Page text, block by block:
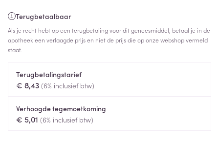
Terugbetaalbaar
Als je recht hebt op een terugbetaling voor dit geneesmiddel, betaal je in de
apotheek een verlaagde prijs en niet de prijs die op onze webshop vermeld
staat.
Terugbetalingstarief
€ 8,43 (6% inclusief btw)
Verhoogde tegemoetkoming
€ 5,01 (6% inclusief btw)